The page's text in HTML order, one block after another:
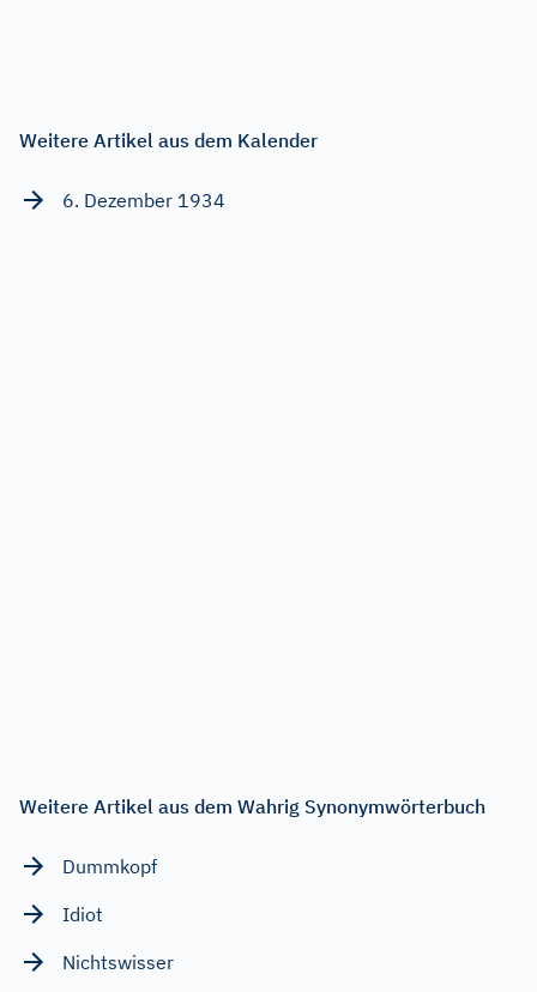
Weitere Artikel aus dem Kalender
6. Dezember 1934
Weitere Artikel aus dem Wahrig Synonymwörterbuch
Dummkopf
Idiot
Nichtswisser